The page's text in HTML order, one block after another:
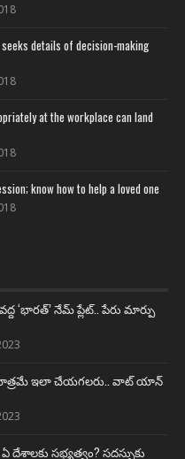
details of decision-making
at the workplace can land
know how to help a loved one
‘భారత్’ నేమ్ ప్లేట్‌.. పేరు మార్పు
మాత్రమే ఇలా చేయగలరు.. వాట్ యాన్
దేశాలకు సభ్యత్వం? సదస్సుకు